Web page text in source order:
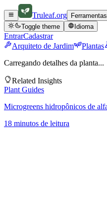
Truleaf.org
Ferramentas
Toggle theme
Idioma
EntrarCadastrar
Arquiteto de Jardim
Plantas
Carregando detalhes da planta...
Related Insights
Plant Guides
Microgreens hidropônicos de
18 minutos de leitura